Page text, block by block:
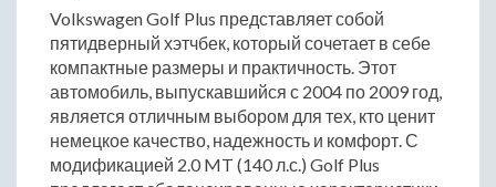
Volkswagen Golf Plus представляет собой
пятидверный хэтчбек, который сочетает в себе
компактные размеры и практичность. Этот
автомобиль, выпускавшийся с 2004 по 2009 год,
является отличным выбором для тех, кто ценит
немецкое качество, надежность и комфорт. С
модификацией 2.0 MT (140 л.с.) Golf Plus